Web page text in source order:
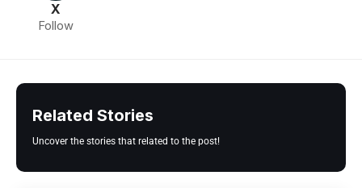
X
Follow
Related Stories
Uncover the stories that related to the post!